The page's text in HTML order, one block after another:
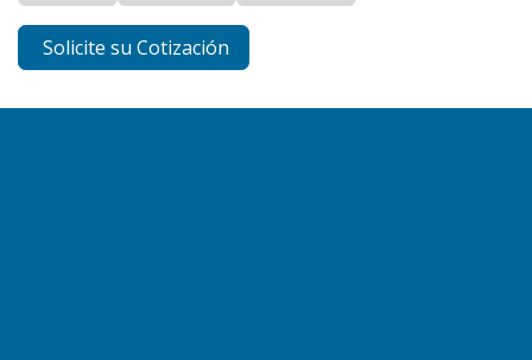
Solicite su Cotización